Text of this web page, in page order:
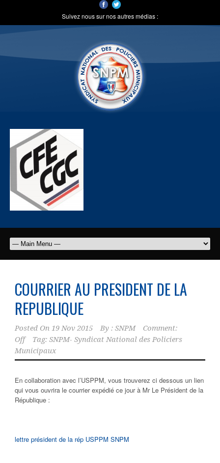
Suivez nous sur nos autres médias :
COURRIER AU PRESIDENT DE LA
REPUBLIQUE
Posted On 19 Nov 2015 By : SNPM
Comment:
Off
Tag: SNPM- Syndicat National des Policiers
Municipaux
En collaboration avec l’USPPM, vous trouverez ci dessous un lien
qui vous ouvrira le courrier expédié ce jour à Mr Le Président de la
République :
lettre président de la rép USPPM SNPM